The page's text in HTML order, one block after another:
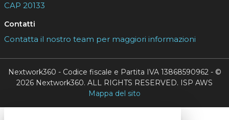
CAP 20133
Contatti
Contatta il nostro team per maggiori informazioni
Nextwork360 - Codice fiscale e Partita IVA 13868590962 - ©
2026 Nextwork360. ALL RIGHTS RESERVED. ISP AWS
Mappa del sito